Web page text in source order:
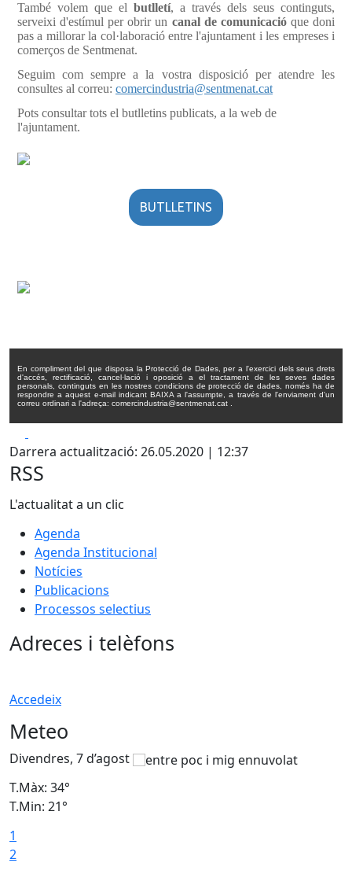
També volem que el butlletí, a través dels seus continguts,
serveixi d'estímul per obrir un canal de comunicacióque doni
pas a millorar la col·laboració entre l'ajuntament i les empreses i
comerços de Sentmenat.
Seguim com sempre a la vostra disposició per atendre les
consultes al correu: comercindustria@sentmenat.cat
Pots consultar tots el butlletins publicats, a la web de
l'ajuntament.
BUTLLETINS
En compliment del que disposa la Protecció de Dades, per a l'exercici dels seus drets
d'accés, rectificació, cancel·lació i oposició a el tractament de les seves dades
personals, continguts en les nostres condicions de protecció de dades, només ha de
respondre a aquest e-mail indicant BAIXA a l'assumpte, a través de l'enviament d'un
correu ordinari a l'adreça: comercindustria@sentmenat.cat .
Darrera actualització: 26.05.2020 | 12:37
RSS
L'actualitat a un clic
Agenda
Agenda Institucional
Notícies
Publicacions
Processos selectius
Adreces i telèfons
Accedeix
Meteo
Divendres, 7 d’agost
T.Màx: 34°
T.Min: 21°
1
2